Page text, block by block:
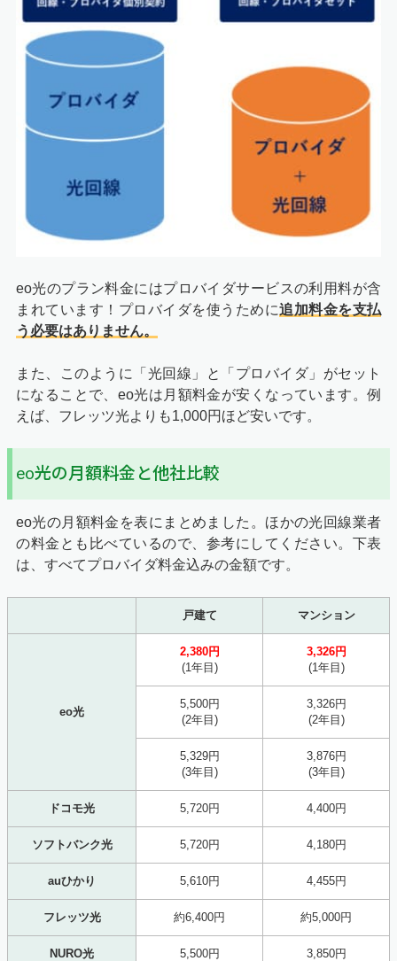
eo光のプラン料金にはプロバイダサービスの利用料が含
まれています！プロバイダを使うために追加料金を支払
う必要はありません。
また、このように「光回線」と「プロバイダ」がセット
になることで、eo光は月額料金が安くなっています。例
えば、フレッツ光よりも1,000円ほど安いです。
eo光の月額料金と他社比較
eo光の月額料金を表にまとめました。ほかの光回線業者
の料金とも比べているので、参考にしてください。下表
は、すべてプロバイダ料金込みの金額です。
戸建て マンション
eo光
2,380円
(1年目)
3,326円
(1年目)
5,500円
(2年目)
3,326円
(2年目)
5,329円
(3年目)
3,876円
(3年目)
ドコモ光 5,720円 4,400円
ソフトバンク光 5,720円 4,180円
auひかり 5,610円 4,455円
フレッツ光 約6,400円 約5,000円
NURO光 5,500円 3,850円